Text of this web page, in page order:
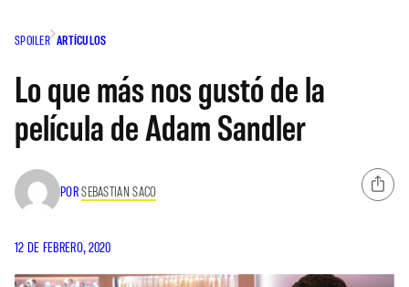
SPOILER ARTÍCULOS
Lo que más nos gustó de la
película de Adam Sandler
PORSEBASTIAN SACO
12 DE FEBRERO, 2020